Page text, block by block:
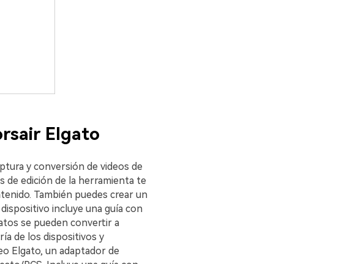
Elgato
y conversión de videos de
de edición de la herramienta te
También puedes crear un
incluye una guía con
se pueden convertir a
de los dispositivos y
Elgato, un adaptador de